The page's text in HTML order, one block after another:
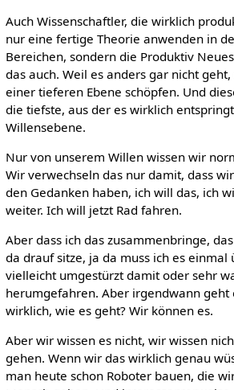
Auch Wissenschaftler, die wirklich
nur eine fertige Theorie anwenden in
Bereichen, sondern die Produktiv
das auch. Weil es anders gar nicht geht,
einer tieferen Ebene schöpfen. Und
die tiefste, aus der es wirklich
Willensebene.
Nur von unserem Willen wissen wir
Wir verwechseln das nur damit, dass
den Gedanken haben, ich will das, ich
weiter. Ich will jetzt Rad fahren.
Aber dass ich das zusammenbringe,
da drauf sitze, ja da muss ich es einmal
vielleicht umgestürzt damit oder sehr
herumgefahren. Aber irgendwann geht
wirklich, wie es geht? Wir können es.
Aber wir wissen es nicht, wir wissen
gehen. Wenn wir das wirklich genau
man heute schon Roboter bauen, die